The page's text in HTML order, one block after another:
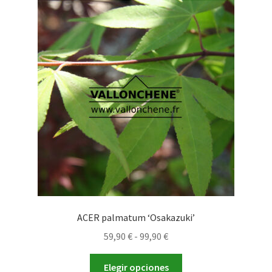
Las
opciones
se
pueden
elegir
en
la
página
producto
ACER palmatum ‘Osakazuki’
59,90 € - 99,90 €Rango
precios:
Elegir opciones